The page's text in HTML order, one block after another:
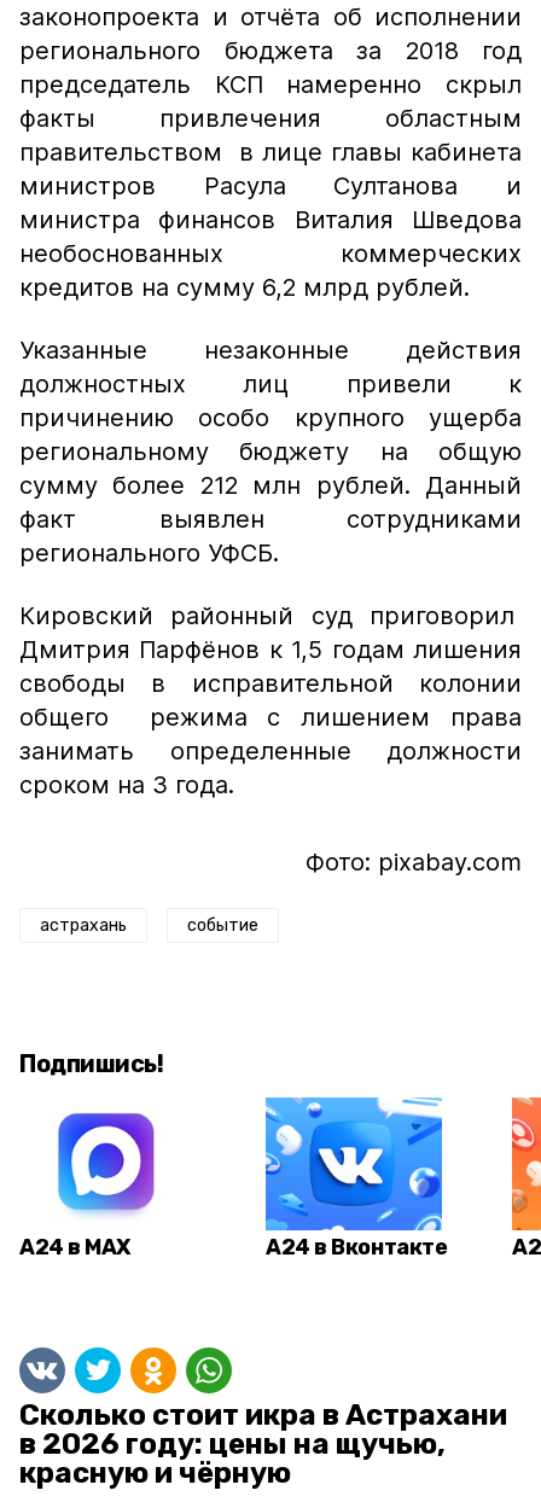
законопроекта и отчёта об исполнении
регионального бюджета за 2018 год
председатель КСП намеренно скрыл
факты привлечения областным
правительством в лице главы кабинета
министров Расула Султанова и
министра финансов Виталия Шведова
необоснованных коммерческих
кредитов на сумму 6,2 млрд рублей.
Указанные незаконные действия
должностных лиц привели к
причинению особо крупного ущерба
региональному бюджету на общую
сумму более 212 млн рублей. Данный
факт выявлен сотрудниками
регионального УФСБ.
Кировский районный суд приговорил
Дмитрия Парфёнов к 1,5 годам лишения
свободы в исправительной колонии
общего режима с лишением права
занимать определенные должности
сроком на 3 года.
Фото: pixabay.com
астрахань событие
Подпишись!
А24 в MAX А24 в Вконтакте
Сколько стоит икра в Астрахани
в 2026 году: цены на щучью,
красную и чёрную